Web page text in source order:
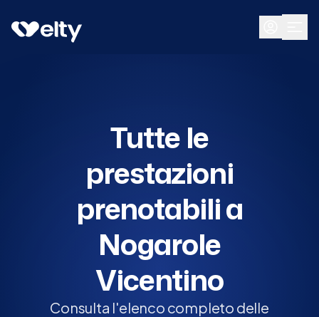
Prenota visita
Tutte le
prestazioni
prenotabili a
Nogarole
Vicentino
Consulta l'elenco completo delle